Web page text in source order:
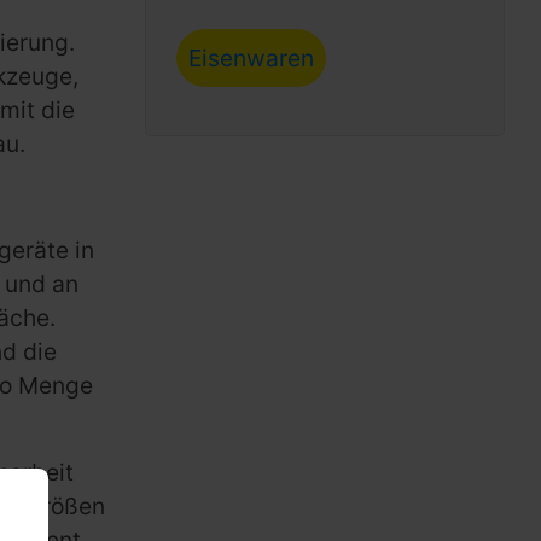
die
in
an
die
Menge
Eisenwaren